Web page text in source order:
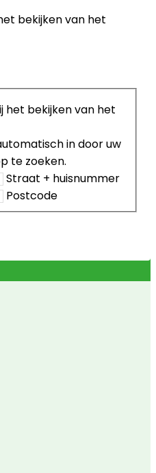
bekijken van het
het bekijken van het
in door uw
te zoeken.
Straat + huisnummer
Postcode